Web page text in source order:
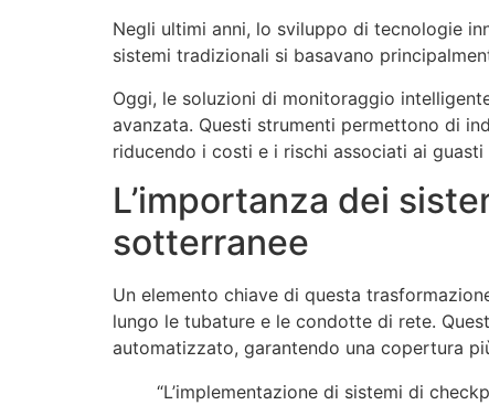
Negli ultimi anni, lo sviluppo di tecnologie
sistemi tradizionali si basavano
Oggi, le soluzioni di monitoraggio
avanzata. Questi strumenti permettono di
riducendo i costi e i rischi associati ai guasti
L’importanza dei
sotterranee
Un elemento chiave di questa
lungo le tubature e le condotte di rete.
automatizzato, garantendo una copertura
“L’implementazione di sistemi di